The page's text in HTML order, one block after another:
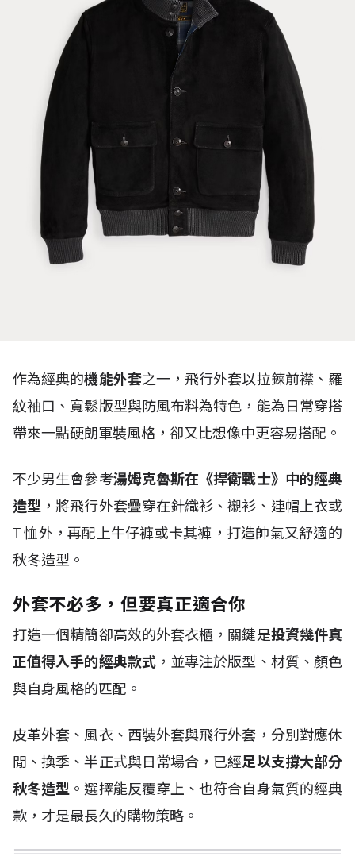
作為經典的機能外套之一，飛行外套以拉鍊前襟、羅
紋袖口、寬鬆版型與防風布料為特色，能為日常穿搭
帶來一點硬朗軍裝風格，卻又比想像中更容易搭配。
不少男生會參考湯姆克魯斯在《捍衛戰士》中的經典
造型 ，將飛行外套疊穿在針織衫、襯衫、連帽上衣或
T恤外，再配上牛仔褲或卡其褲，打造帥氣又舒適的
秋冬造型。
外套不必多，但要真正適合你
打造一個精簡卻高效的外套衣櫃，關鍵是投資幾件真
正值得入手的經典款式，並專注於版型、材質、顏色
與自身風格的匹配。
皮革外套、風衣、西裝外套與飛行外套，分別對應休
閒、換季、半正式與日常場合，已經足以支撐大部分
秋冬造型 。選擇能反覆穿上、也符合自身氣質的經典
款，才是最長久的購物策略。